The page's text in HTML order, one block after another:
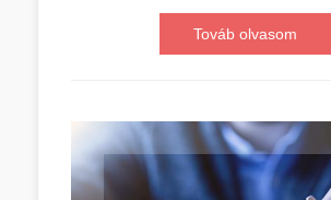
Továb olvasom